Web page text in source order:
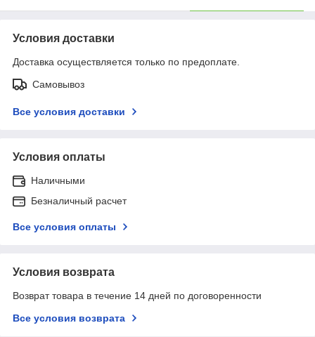
Условия доставки
Доставка осуществляется только по предоплате.
Самовывоз
Все условия доставки
Условия оплаты
Наличными
Безналичный расчет
Все условия оплаты
Условия возврата
Возврат товара в течение 14 дней по договоренности
Все условия возврата